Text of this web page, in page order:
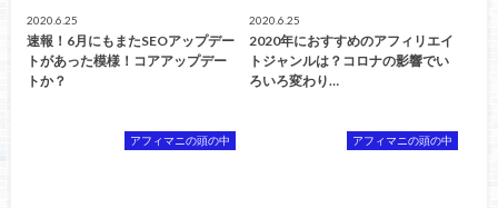
2020.6.25
速報！6月にもまたSEOアップデー
トがあった模様！コアアップデー
トか？
2020.6.25
2020年におすすめのアフィリエイ
トジャンルは？コロナの影響でい
ろいろ変わり…
アフィマニの頭の中 アフィマニの頭の中